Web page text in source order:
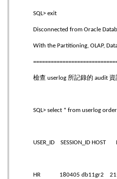
SQL> exit
Disconnected from Oracle
With the Partitioning, OLAP,
檢查 userlog 所記錄的 audit 資
SQL> select * from userlog
USER_ID SESSION_ID
HR 180405 db11gr2